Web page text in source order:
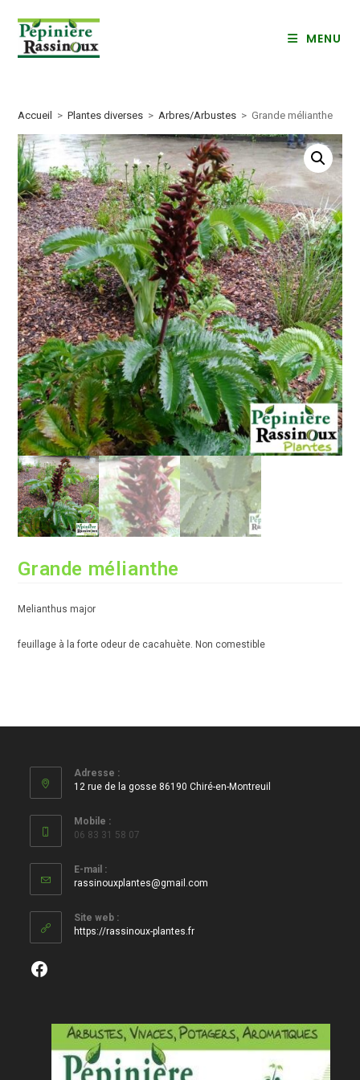
content
MENU
Accueil > Plantes diverses > Arbres/Arbustes > Grande mélianthe
Grande mélianthe
Melianthus major
feuillage à la forte odeur de cacahuète. Non comestible
Adresse :
12 rue de la gosse 86190 Chiré-en-Montreuil
Mobile :
06 83 31 58 07
E-mail :
rassinouxplantes@gmail.com
Site web :
https://rassinoux-plantes.fr
Facebook